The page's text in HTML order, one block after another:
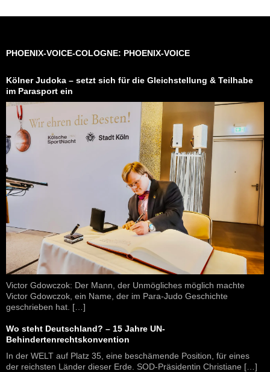
PHOENIX-VOICE-COLOGNE: PHOENIX-VOICE
Kölner Judoka – setzt sich für die Gleichstellung & Teilhabe
im Parasport ein
Victor Gdowczok: Der Mann, der Unmögliches möglich machte
Victor Gdowczok, ein Name, der im Para-Judo Geschichte
geschrieben hat. […]
Wo steht Deutschland? – 15 Jahre UN-
Behindertenrechtskonvention
In der WELT auf Platz 35, eine beschämende Position, für eines
der reichsten Länder dieser Erde. SOD-Präsidentin Christiane […]